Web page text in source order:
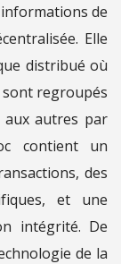
de
Elle
distribué où
regroupés
autres par
contient un
des
et une
intégrité. De
de la